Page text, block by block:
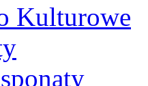
Kulturowe